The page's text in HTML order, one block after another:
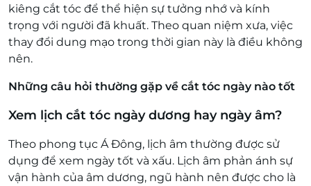
kiêng cắt tóc để thể hiện sự tưởng nhớ và kính
trọng với người đã khuất. Theo quan niệm xưa, việc
thay đổi dung mạo trong thời gian này là điều không
nên.
Những câu hỏi thường gặp về cắt tóc ngày nào tốt
Xem lịch cắt tóc ngày dương hay ngày âm?
Theo phong tục Á Đông, lịch âm thường được sử
dụng để xem ngày tốt và xấu. Lịch âm phản ánh sự
vận hành của âm dương, ngũ hành nên được cho là